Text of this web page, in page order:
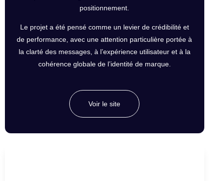
positionnement.
Le projet a été pensé comme un levier de crédibilité et
de performance, avec une attention particulière portée à
la clarté des messages, à l’expérience utilisateur et à la
cohérence globale de l’identité de marque.
Voir le site